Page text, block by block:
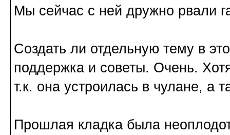
Мы сейчас с ней дружно рвали
Создать ли отдельную тему в
поддержка и советы. Очень.
т.к. она устроилась в чулане, а
Прошлая кладка была